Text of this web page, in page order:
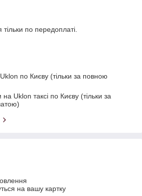
по передоплаті.
по Києву (тільки за повною
Uklon таксі по Києву (тільки за
на вашу картку